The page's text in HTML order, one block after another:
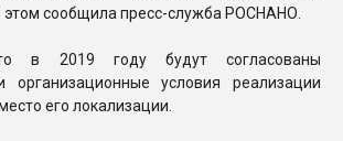
этом сообщила пресс-служба РОСНАНО.
в 2019 году будут согласованы
организационные условия реализации
его локализации.